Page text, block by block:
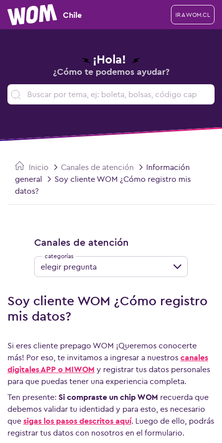
Chile IR A WOM.CL
¡Hola!
¿Cómo te podemos ayudar?
Inicio Canales de atención
Información
general
Soy cliente WOM ¿Cómo registro mis
datos?
Soy cliente WOM ¿Cómo registro
mis datos?
Si eres cliente prepago WOM ¡Queremos conocerte
más! Por eso, te invitamos a ingresar a nuestros canales
digitalesAPP o MIWOM y registrar tus datos personales
para que puedas tener una experiencia completa.
Ten presente: Si compraste un chip WOM recuerda que
debemos validar tu identidad y para esto, es necesario
que sigas los pasos descritos aquí. Luego de ello, podrás
registrar tus datos con nosotros en el formulario.
Canales de atención
elegir pregunta